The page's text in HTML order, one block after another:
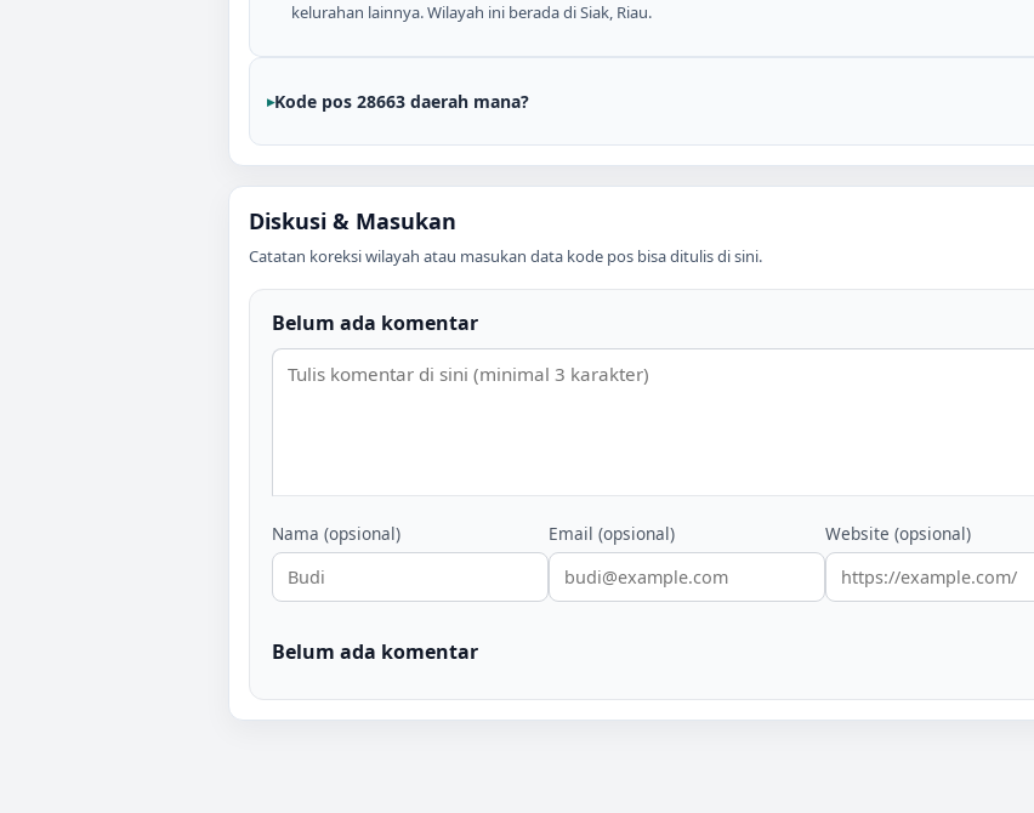
kelurahan lainnya. Wilayah ini berada di Siak, Riau.
Kode pos 28663 daerah mana?
Diskusi & Masukan
Catatan koreksi wilayah atau masukan data kode pos bisa ditulis di sini.
Belum ada komentar
Nama (opsional) Email (opsional) Website (opsional)
Belum ada komentar